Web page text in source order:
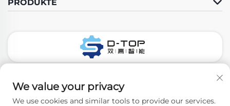
PRODUKTE
We value your privacy
We use cookies and similar tools to provide our services.